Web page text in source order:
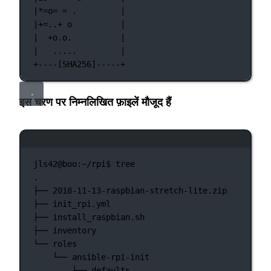
|*=o= = .         |
|+=..+ o          |
|  +o.o.          |
|   .....         |
+----[SHA256]-----+
इस चरण पर निम्नलिखित फ़ाइलें मौजूद हैं
jls42@boo:~/rpi$ tree
.
├── 2018-11-13-raspbian-stretch-lite.zip
├──
init_rpi.yml
├──
install_raspbian.sh
├──
inventory
└──
roles
└── ansible-rpi-init